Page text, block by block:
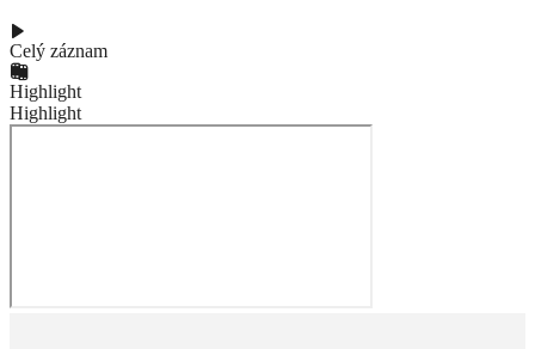
Celý záznam
Highlight
Highlight